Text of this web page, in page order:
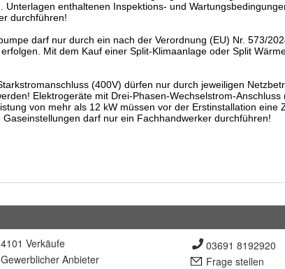
4101 Verkäufe
Gewerblicher Anbieter
03691 8192920
Frage stellen